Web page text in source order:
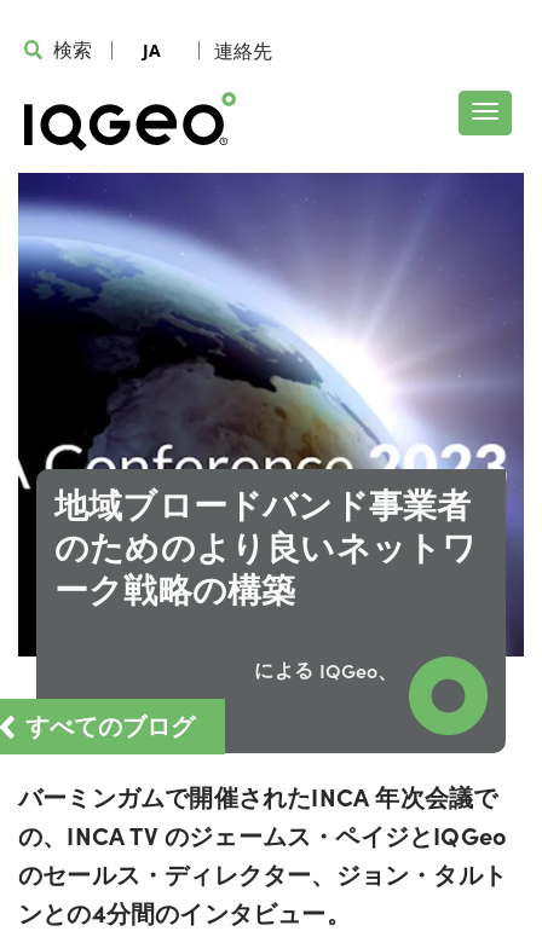
検索 JA 連絡先
すべてのブログ
地域ブロードバンド事業者
のためのより良いネットワ
ーク戦略の構築
による IQGeo、
バーミンガムで開催されたINCA 年次会議で
の、INCA TV のジェームス・ペイジとIQGeo
のセールス・ディレクター、ジョン・タルト
ンとの4分間のインタビュー。